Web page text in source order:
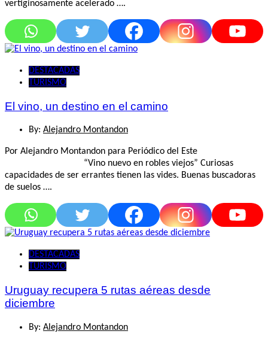
vertiginosamente acelerado ….
DESTACADAS
TURISMO
El vino, un destino en el camino
By: Alejandro Montandon
Por Alejandro Montandon para Periódico del Este
“Vino nuevo en robles viejos” Curiosas
capacidades de ser errantes tienen las vides. Buenas buscadoras
de suelos ….
DESTACADAS
TURISMO
Uruguay recupera 5 rutas aéreas desde
diciembre
By: Alejandro Montandon